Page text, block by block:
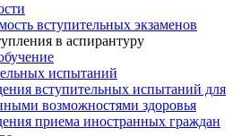
вступительных экзаменов
в аспирантуру
испытаний
вступительных испытаний для
возможностями здоровья
приема иностранных граждан